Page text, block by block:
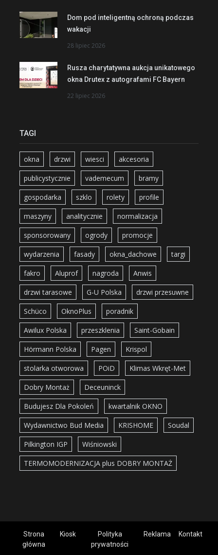
Dom pod inteligentną ochroną podczas
wakacji
28 lipiec 2026
Rusza charytatywna aukcja unikatowego
okna Drutex z autografami FC Bayern
22 lipiec 2026
TAGI
okna drzwi wiesci akcesoria
publicystycznie vademecum bramy
gospodarka szklo rolety profile
maszyny analitycznie normalizacja
sponsorowany ogrody promocje
wydarzenia fasady okna_dachowe targi
fakro Aluprof nagroda Anwis
drzwi tarasowe G-U Polska drzwi przesuwne
Schüco OknoPlus poradnik
Awilux Polska przeszklenia Saint-Gobain
Hörmann Polska Pagen Krispol
stolarka otworowa POiD Klimas Wkręt-Met
Dobry Montaż Deceuninck
Budujesz Dla Pokoleń kwartalnik OKNO
Wydawnictwo Bud Media KRISHOME Soudal
Pilkington IGP Wiśniowski
TERMOMODERNIZACJA plus DOBRY MONTAŻ
Strona
główna
Kiosk
Polityka
prywatności
Reklama Kontakt